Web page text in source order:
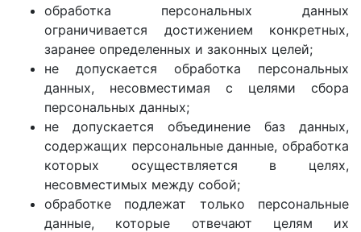
обработка персональных данных
ограничивается достижением конкретных,
заранее определенных и законных целей;
не допускается обработка персональных
данных, несовместимая с целями сбора
персональных данных;
не допускается объединение баз данных,
содержащих персональные данные, обработка
которых осуществляется в целях,
несовместимых между собой;
обработке подлежат только персональные
данные, которые отвечают целям их